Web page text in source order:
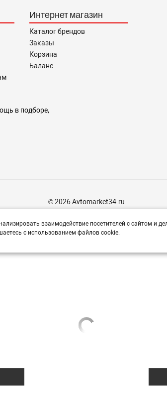
Интернет магазин
Каталог брендов
Заказы
Корзина
Баланс
в подборе,
© 2026 Avtomarket34.ru
взаимодействие посетителей с сайтом и
с использованием файлов cookie.